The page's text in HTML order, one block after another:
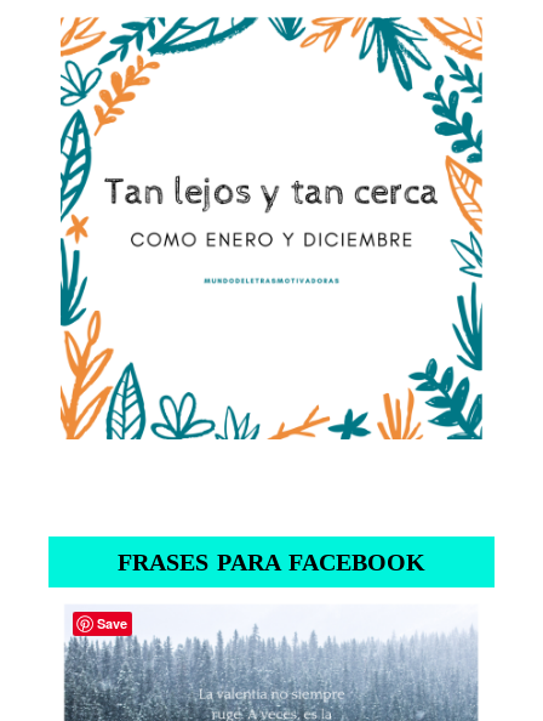
FRASES PARA FACEBOOK
Save